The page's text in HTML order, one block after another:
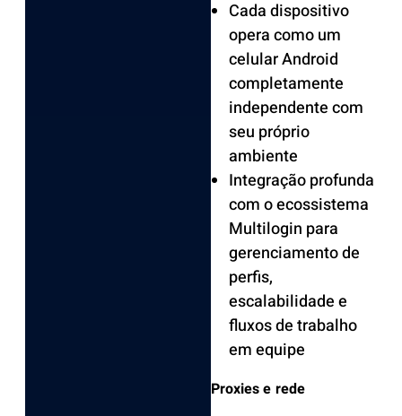
Cada dispositivo
opera como um
celular Android
completamente
independente com
seu próprio
ambiente
Integração profunda
com o ecossistema
Multilogin para
gerenciamento de
perfis,
escalabilidade e
fluxos de trabalho
em equipe
Proxies e rede